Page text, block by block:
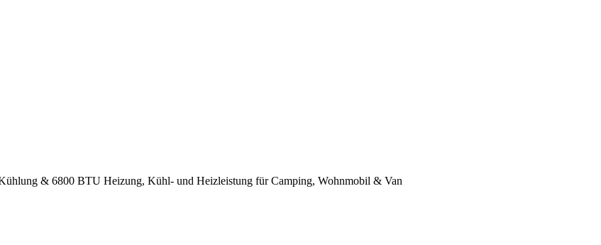
& 6800 BTU Heizung, Kühl- und Heizleistung für Camping, Wohnmobil & Van